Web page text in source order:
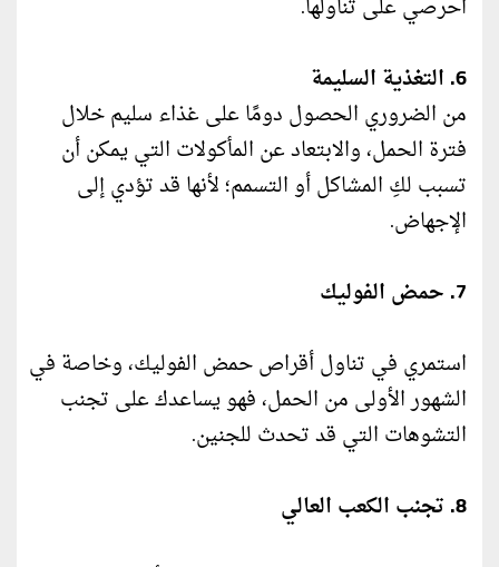
احرصي على تناولها.
6. التغذية السليمة
من الضروري الحصول دومًا على غذاء سليم خلال
فترة الحمل، والابتعاد عن المأكولات التي يمكن أن
تسبب لكِ المشاكل أو التسمم؛ لأنها قد تؤدي إلى
الإجهاض.
7. حمض الفوليك
استمري في تناول أقراص حمض الفوليك، وخاصة في
الشهور الأولى من الحمل، فهو يساعدك على تجنب
التشوهات التي قد تحدث للجنين.
8. تجنب الكعب العالي